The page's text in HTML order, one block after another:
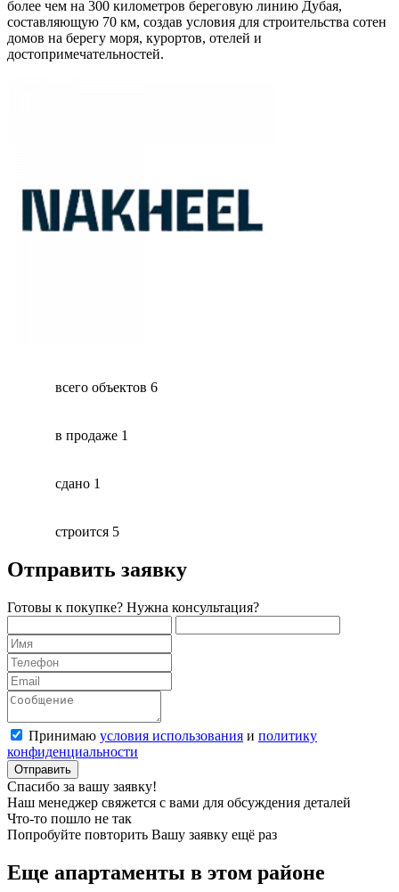
более чем на 300 километров береговую линию Дубая,
составляющую 70 км, создав условия для строительства сотен
домов на берегу моря, курортов, отелей и
достопримечательностей.
всего объектов 6
в продаже 1
сдано 1
строится 5
Отправить заявку
Готовы к покупке? Нужна консультация?
Принимаю условия использования и политику
конфиденциальности
Отправить
Спасибо за вашу заявку!
Наш менеджер свяжется с вами для обсуждения деталей
Что-то пошло не так
Попробуйте повторить Вашу заявку ещё раз
Еще апартаменты в этом районе